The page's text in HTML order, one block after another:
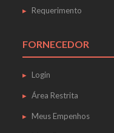
Requerimento
FORNECEDOR
Login
Área Restrita
Meus Empenhos